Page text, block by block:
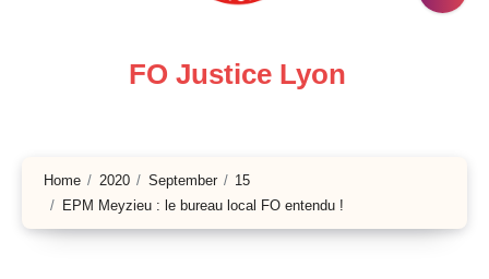
FO Justice Lyon
Home 2020 September
15
EPM Meyzieu : le bureau local FO entendu !